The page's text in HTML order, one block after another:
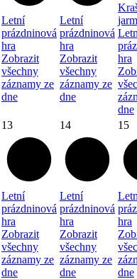
Letní
prázdninová
hra
Zobrazit
všechny
záznamy ze
dne
Letní
prázdninová
hra
Zobrazit
všechny
záznamy ze
dne
hra
dne
13
Letní
prázdninová
hra
Zobrazit
všechny
záznamy ze
dne
14
Letní
prázdninová
hra
Zobrazit
všechny
záznamy ze
dne
15
hra
dne